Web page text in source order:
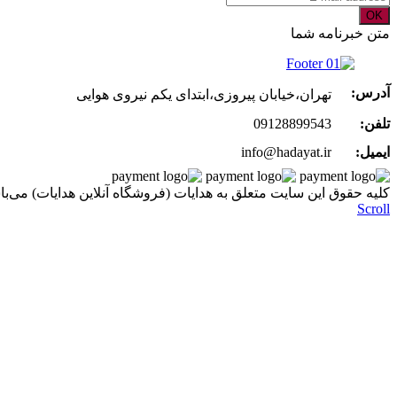
OK
متن خبرنامه شما
آدرس:
تهران،خیابان پیروزی،ابتدای یکم نیروی هوایی
تلفن:
09128899543
ایمیل:
info@hadayat.ir
کليه حقوق اين سايت متعلق به هدایات (فروشگاه آنلاین هدایات)
Scroll